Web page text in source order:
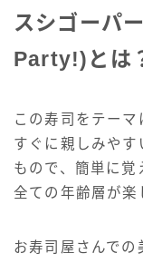
スシゴーパ
Party!)とは
この寿司をテー
すぐに親しみや
もので、簡単に覚
全ての年齢層が楽
お寿司屋さんでの